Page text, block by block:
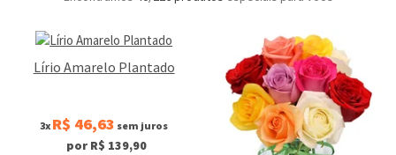
Lírio Amarelo Plantado
3x R$ 46,63 sem juros
por R$ 139,90